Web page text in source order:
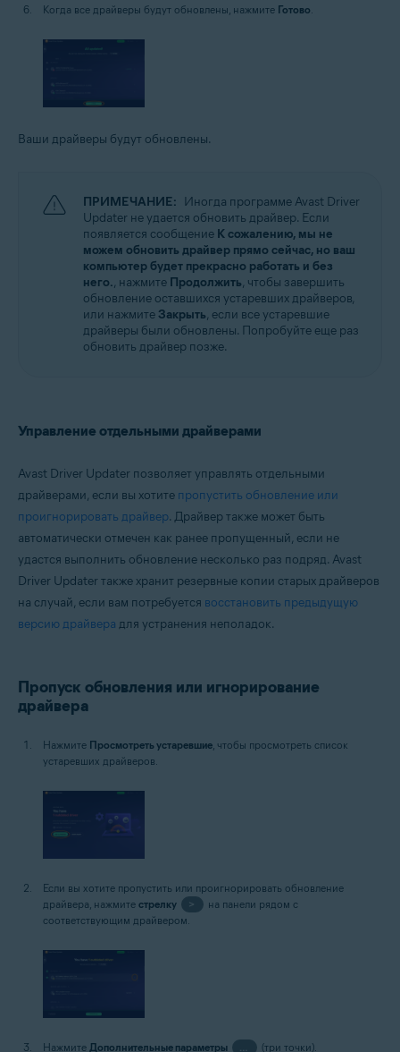
Когда все драйверы будут обновлены, нажмите Готово.
Ваши драйверы будут обновлены.
ПРИМЕЧАНИЕ: Иногда программе Avast Driver
Updater не удается обновить драйвер. Если
появляется сообщение К сожалению, мы не
можем обновить драйвер прямо сейчас, но ваш
компьютер будет прекрасно работать и без
него., нажмите Продолжить, чтобы завершить
обновление оставшихся устаревших драйверов,
или нажмите Закрыть, если все устаревшие
драйверы были обновлены. Попробуйте еще раз
обновить драйвер позже.
Управление отдельными драйверами
Avast Driver Updater позволяет управлять отдельными
драйверами, если вы хотите пропустить обновление или
проигнорировать драйвер. Драйвер также может быть
автоматически отмечен как ранее пропущенный, если не
удастся выполнить обновление несколько раз подряд. Avast
Driver Updater также хранит резервные копии старых драйверов
на случай, если вам потребуется восстановить предыдущую
версию драйвера для устранения неполадок.
Пропуск обновления или игнорирование
драйвера
Нажмите Просмотреть устаревшие, чтобы просмотреть список
устаревших драйверов.
Если вы хотите пропустить или проигнорировать обновление
драйвера, нажмите стрелку >
на панели рядом с
соответствующим драйвером.
Нажмите Дополнительные параметры … (три точки).